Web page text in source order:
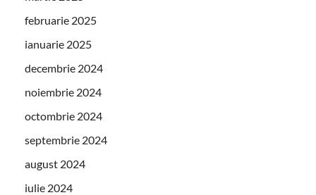
februarie 2025
ianuarie 2025
decembrie 2024
noiembrie 2024
octombrie 2024
septembrie 2024
august 2024
iulie 2024